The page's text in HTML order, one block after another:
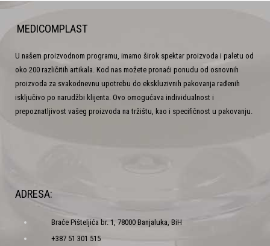
MEDICOMPLAST
U našem proizvodnom programu, imamo širok spektar proizvoda i paletu od
oko 200 različitih artikala. Kod nas možete pronaći ponudu od osnovnih
proizvoda za svakodnevnu upotrebu do ekskluzivnih pakovanja rađenih
isključivo po narudžbi klijenta. Ovo omogućava individualnost i
prepoznatljivost vašeg proizvoda na tržištu, kao i specifičnost u pakovanju.
ADRESA:
Braće Pišteljića br. 1, 78000 Banjaluka, BiH
+387 51 301 515